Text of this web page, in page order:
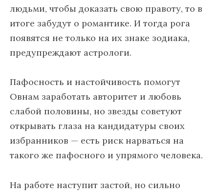
людьми, чтобы доказать свою правоту, то в
итоге забудут о романтике. И тогда рога
появятся не только на их знаке зодиака,
предупреждают астрологи.
Пафосность и настойчивость помогут
Овнам заработать авторитет и любовь
слабой половины, но звезды советуют
открывать глаза на кандидатуры своих
избранников — есть риск нарваться на
такого же пафосного и упрямого человека.
На работе наступит застой, но сильно